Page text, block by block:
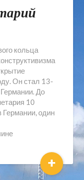
кольца
Он стал 13-
До
10
один
+